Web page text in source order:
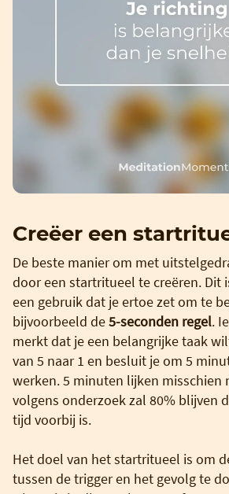
Creëer een
De beste manier om met
door een startritueel te creëren. Dit
een gebruik dat je ertoe zet om te
bijvoorbeeld de5-seconden regel.
merkt dat je een belangrijke taak
van 5 naar 1 en besluit je om 5
werken. 5 minuten lijken misschien
volgens onderzoek zal 80% blijven
tijd voorbij is.
Het doel van het startritueel is om
tussen de trigger en het gevolg te